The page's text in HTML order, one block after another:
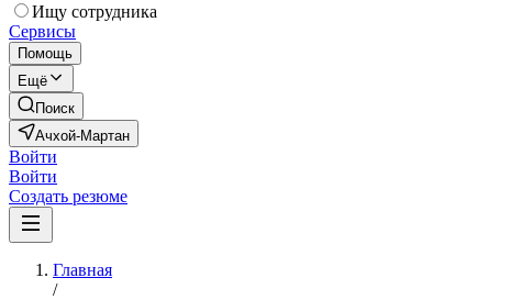
Ищу сотрудника
Сервисы
Помощь
Ещё
Поиск
Ачхой-Мартан
Войти
Войти
Создать резюме
Главная
/